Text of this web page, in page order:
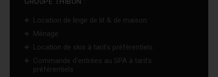
Location de linge de lit & de maison
Ménage
Location de skis à tarifs préférentiels
Commande d'entrées au SPA à tarifs
préférentiels